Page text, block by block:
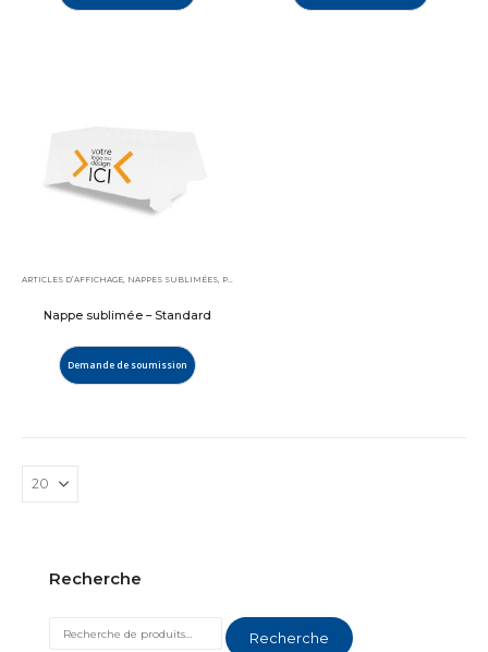
ARTICLES D’AFFICHAGE NAPPES SUBLIMÉES PRODUITS VEDETTES
Nappe sublimée – Standard
Demande de soumission
Recherche
Recherche